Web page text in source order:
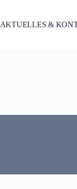
AKTUELLES &